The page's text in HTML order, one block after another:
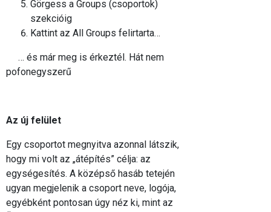
Görgess a Groups (csoportok)
szekcióig
Kattint az All Groups felirtarta…
… és már meg is érkeztél. Hát nem
pofonegyszerű
Az új felület
Egy csoportot megnyitva azonnal látszik,
hogy mi volt az „átépítés” célja: az
egységesítés. A középső hasáb tetején
ugyan megjelenik a csoport neve, logója,
egyébként pontosan úgy néz ki, mint az